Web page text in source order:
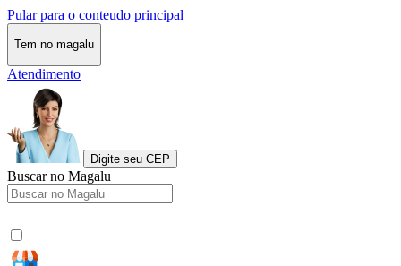
Pular para o conteudo principal
Tem no magalu
Atendimento
Digite seu CEP
Buscar no Magalu